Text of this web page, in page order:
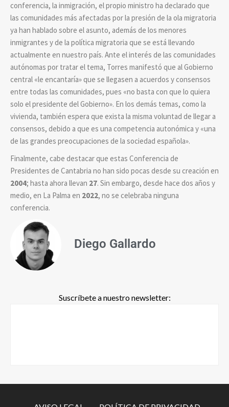
conferencia, la inmigración, el propio ministro ha declarado que
las comunidades más afectadas por la presión de la ola migratoria
ya han hablado sobre el asunto, además de los menores
inmigrantes y de la política migratoria que se está llevando
actualmente en nuestro país. Ante el interés de las comunidades
autónomas por tratar el tema, Torres manifestó que al Gobierno
central «le encantaría» que se llegasen a acuerdos y consensos
entre todas las comunidades, pues «no basta con que lo quiera
solo el presidente del Gobierno». En los demás temas, como la
vivienda, también espera que exista la misma voluntad de llegar a
consensos, debido a que es una competencia autonómica y «una
de las grandes preocupaciones de la sociedad española».
Finalmente, cabe destacar que estas Conferencia de
Presidentes de Cantabria no han sido pocas desde su creación en
2004; hasta ahora llevan 27. Sin embargo, desde hace dos años y
medio, en La Palma en 2022, no se celebraba ninguna
conferencia.
Diego Gallardo
Suscríbete a nuestro newsletter: